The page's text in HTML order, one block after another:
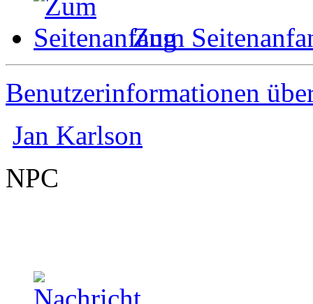
Zum
Benutzerinformationen
Jan Karlson
NPC